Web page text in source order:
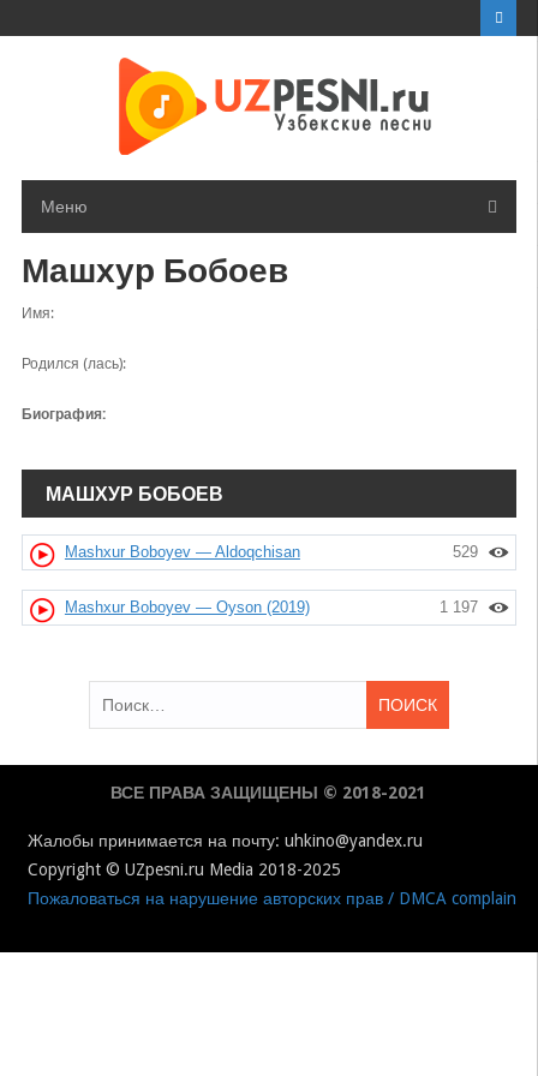
Меню
Машхур Бобоев
Имя:
Родился (лась):
Биография:
МАШХУР БОБОЕВ
529
Mashxur Boboyev — Aldoqchisan
1 197
Mashxur Boboyev — Oyson (2019)
ВСЕ ПРАВА ЗАЩИЩЕНЫ © 2018-2021
Жалобы принимается на почту: uhkino@yandex.ru
Copyright © UZpesni.ru Media 2018-2025
Пожаловаться на нарушение авторских прав / DMCA complain